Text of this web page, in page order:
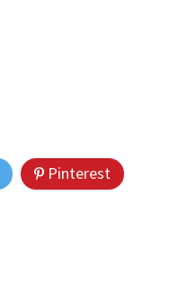
Pinterest